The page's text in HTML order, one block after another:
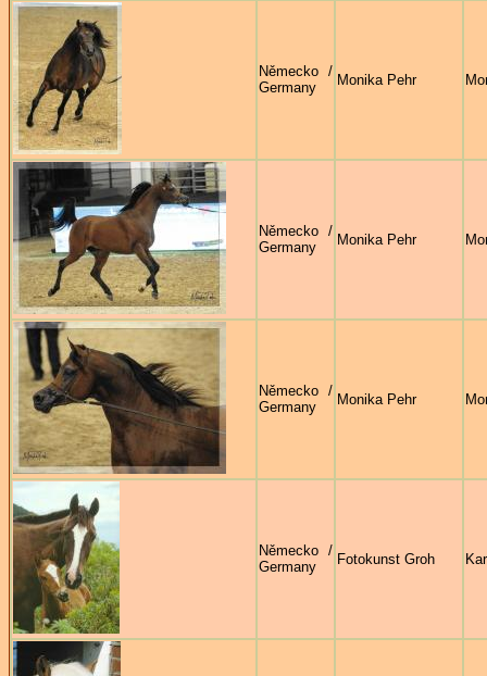
Německo /
Germany
Monika Pehr
Německo /
Germany
Monika Pehr
Německo /
Germany
Monika Pehr
Německo /
Germany
Fotokunst Groh